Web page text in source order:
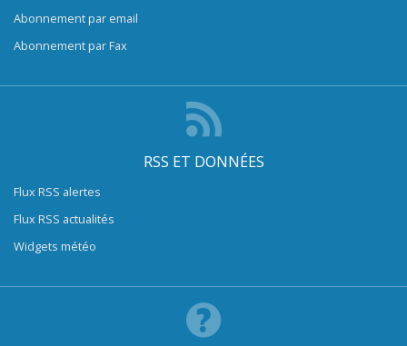
Abonnement par email
Abonnement par Fax
RSS ET DONNÉES
Flux RSS alertes
Flux RSS actualités
Widgets météo